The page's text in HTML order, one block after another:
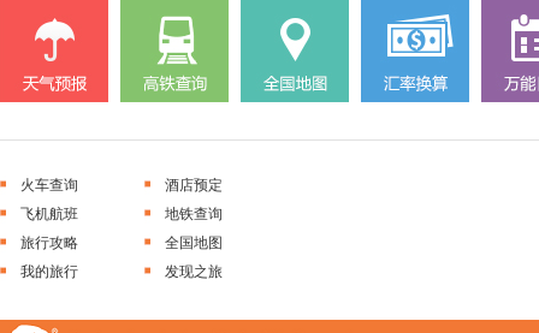
火车查询
酒店预定
飞机航班
地铁查询
旅行攻略
全国地图
我的旅行
发现之旅